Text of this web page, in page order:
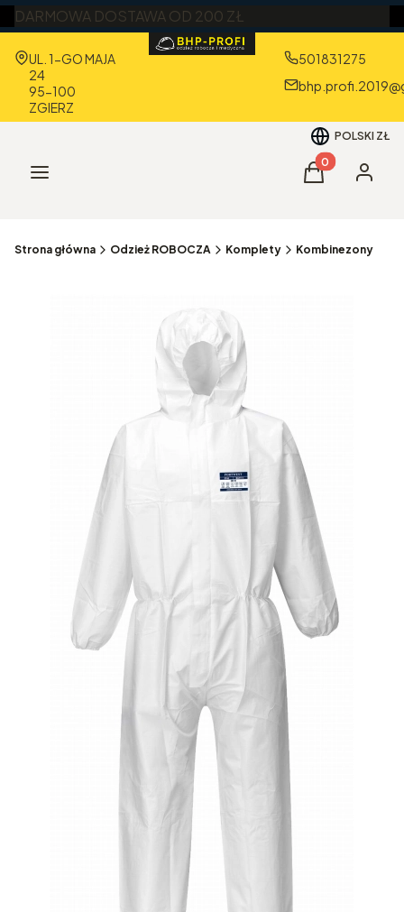
DARMOWA DOSTAWA OD 200 ZŁ
Adres:
UL. 1-GO MAJA
24
95-100
ZGIERZ
501831275
POLSKI ZŁ
Menu Produkty w
Koszyk
Strona główna Odzież ROBOCZA Komplety Kombinezony